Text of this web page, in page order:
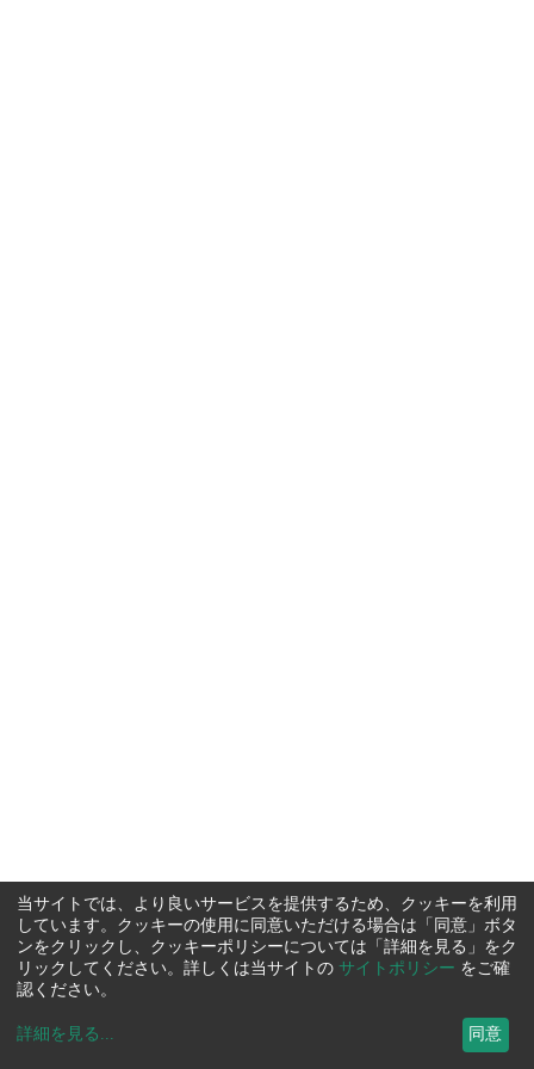
当サイトでは、より良いサービスを提供するため、クッキーを利用
しています。クッキーの使用に同意いただける場合は「同意」ボタ
ンをクリックし、クッキーポリシーについては「詳細を見る」をク
リックしてください。詳しくは当サイトの サイトポリシー をご確
認ください。
詳細を見る ... 同意